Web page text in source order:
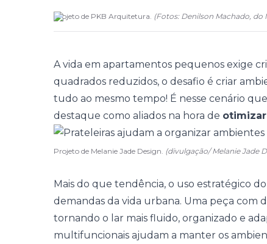
Projeto de PKB Arquitetura. (Fotos: Denilson Machado, do
A vida em apartamentos pequenos exige
quadrados reduzidos, o desafio é criar
tudo ao mesmo tempo! É nesse cenário
destaque como aliados na hora de
Projeto de Melanie Jade Design. (divulgação/ Melanie Jade
Mais do que tendência, o uso estratégico
demandas da vida urbana. Uma peça com
tornando o lar mais fluido, organizado e
multifuncionais ajudam a manter os